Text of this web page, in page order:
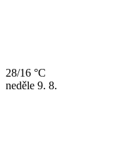
28/16 °C
neděle 9. 8.